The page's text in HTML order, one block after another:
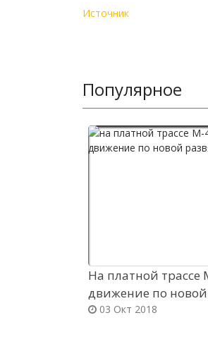
Источник
Популярное
На платной
движение по новой
03 Окт 2018